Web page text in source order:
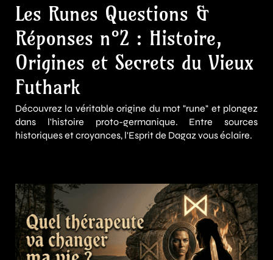
Les Runes Questions &
Réponses n°2 : Histoire,
Origines et Secrets du Vieux
Futhark
Découvrez la véritable origine du mot "rune" et plongez
dans l'histoire proto-germanique. Entre sources
historiques et croyances, l'Esprit de Dagaz vous éclaire.